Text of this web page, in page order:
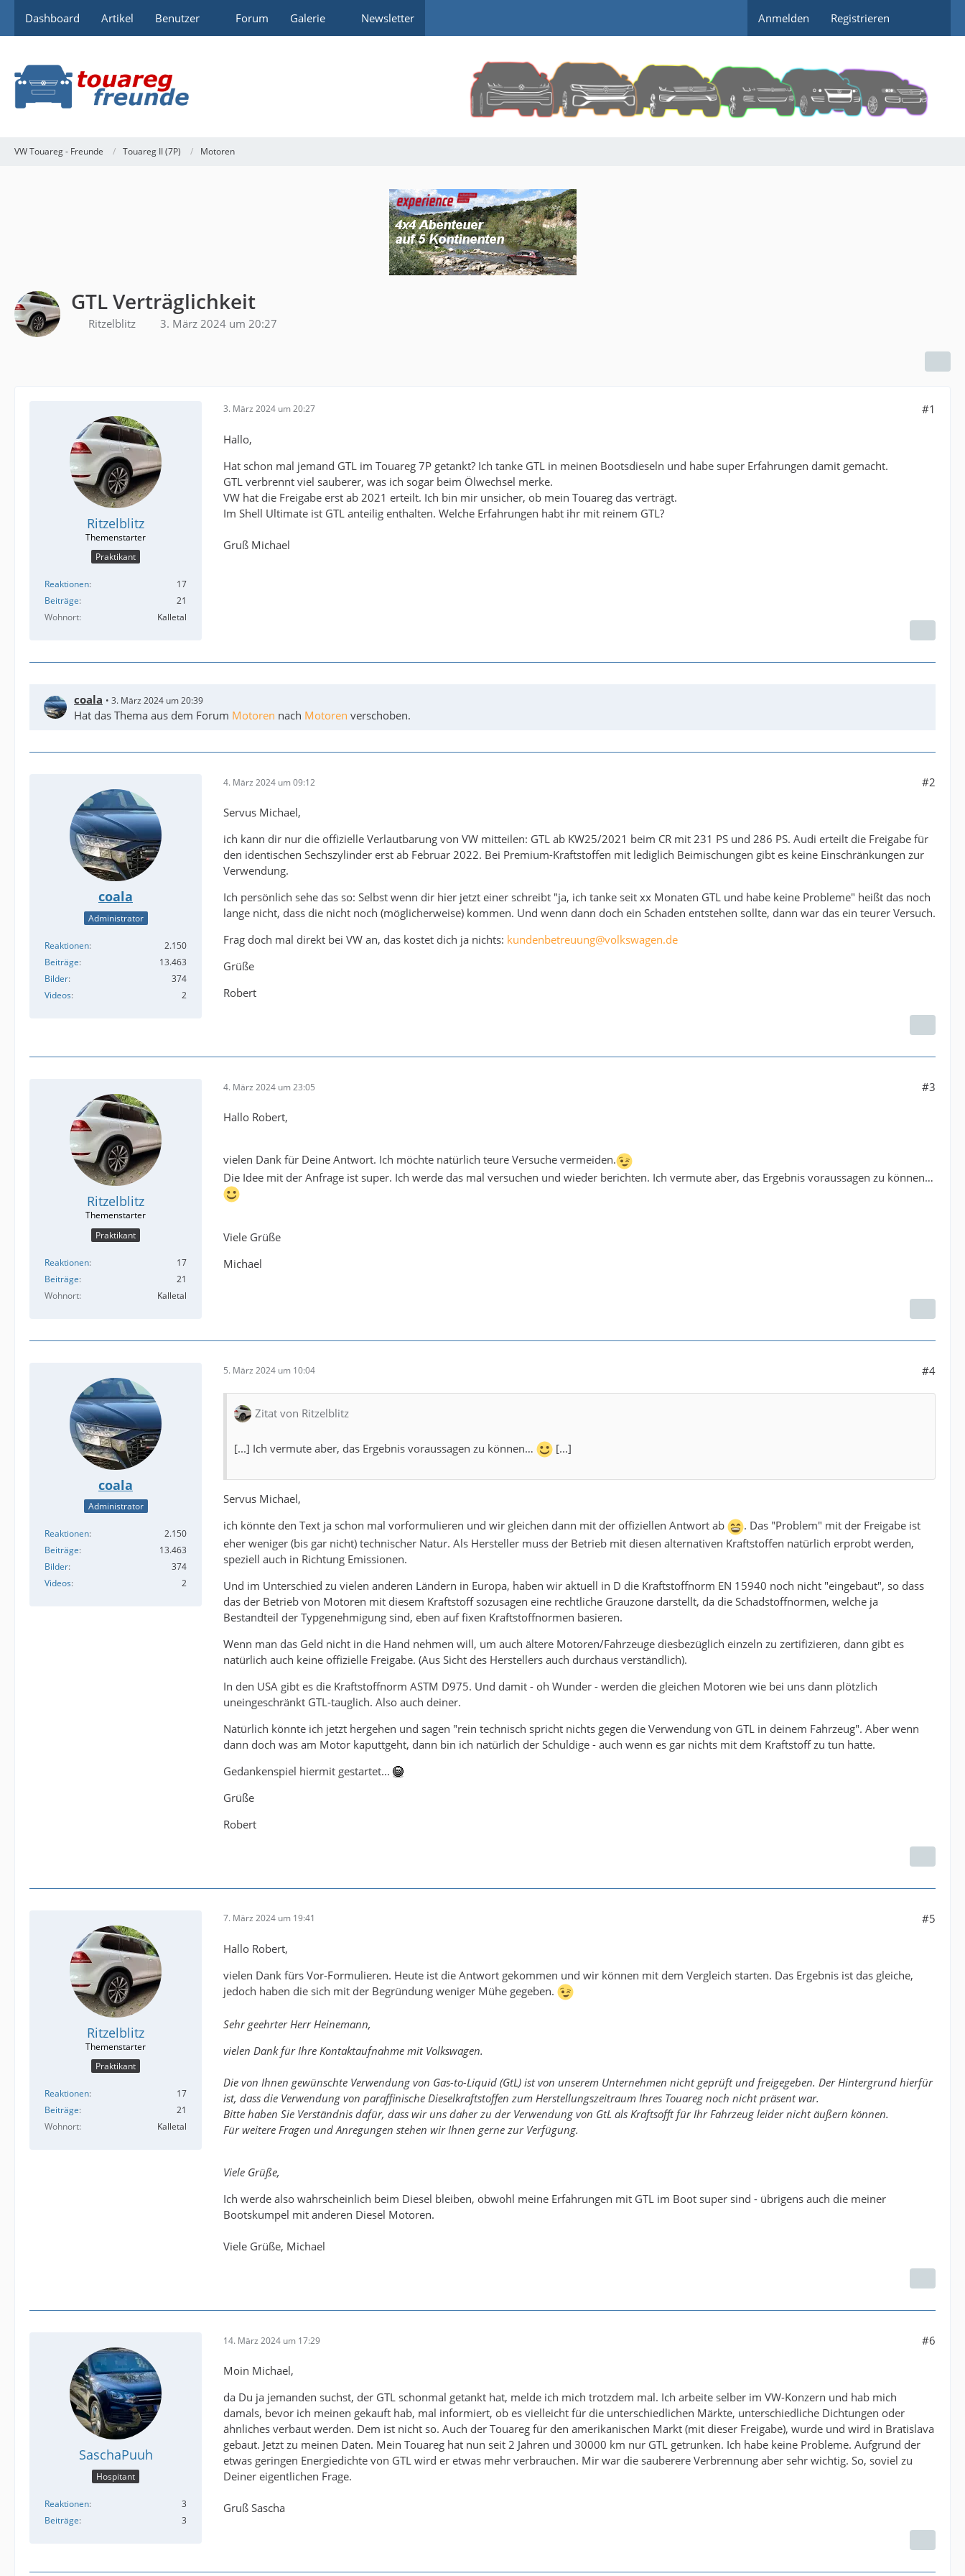
Dashboard Artikel Benutzer Forum Galerie Newsletter Anmelden Registrieren
VW Touareg - Freunde Touareg II (7P) Motoren
GTL Verträglichkeit
Ritzelblitz 3. März 2024 um 20:27
Ritzelblitz
Praktikant
Reaktionen
17
Beiträge
21
Wohnort
Kalletal
3. März 2024 um 20:27 #1
Hallo,
Hat schon mal jemand GTL im Touareg 7P getankt? Ich tanke GTL in meinen Bootsdieseln und habe super Erfahrungen damit gemacht.
GTL verbrennt viel sauberer, was ich sogar beim Ölwechsel merke.
VW hat die Freigabe erst ab 2021 erteilt. Ich bin mir unsicher, ob mein Touareg das verträgt.
Im Shell Ultimate ist GTL anteilig enthalten. Welche Erfahrungen habt ihr mit reinem GTL?
Gruß Michael
coala 3. März 2024 um 20:39
Hat das Thema aus dem Forum Motoren nach Motoren verschoben.
coala
Administrator
Reaktionen
2.150
Beiträge
13.463
Bilder
374
Videos
2
4. März 2024 um 09:12 #2
Servus Michael,
ich kann dir nur die offizielle Verlautbarung von VW mitteilen: GTL ab KW25/2021 beim CR mit 231 PS und 286 PS. Audi erteilt die Freigabe für
den identischen Sechszylinder erst ab Februar 2022. Bei Premium-Kraftstoffen mit lediglich Beimischungen gibt es keine Einschränkungen zur
Verwendung.
Ich persönlich sehe das so: Selbst wenn dir hier jetzt einer schreibt "ja, ich tanke seit xx Monaten GTL und habe keine Probleme" heißt das noch
lange nicht, dass die nicht noch (möglicherweise) kommen. Und wenn dann doch ein Schaden entstehen sollte, dann war das ein teurer Versuch.
Frag doch mal direkt bei VW an, das kostet dich ja nichts: kundenbetreuung@volkswagen.de
Grüße
Robert
Ritzelblitz
Praktikant
Reaktionen
17
Beiträge
21
Wohnort
Kalletal
4. März 2024 um 23:05 #3
Hallo Robert,
vielen Dank für Deine Antwort. Ich möchte natürlich teure Versuche vermeiden.
Die Idee mit der Anfrage ist super. Ich werde das mal versuchen und wieder berichten. Ich vermute aber, das Ergebnis voraussagen zu können…
Viele Grüße
Michael
coala
Administrator
Reaktionen
2.150
Beiträge
13.463
Bilder
374
Videos
2
5. März 2024 um 10:04 #4
Zitat von Ritzelblitz
[...] Ich vermute aber, das Ergebnis voraussagen zu können… [...]
Servus Michael,
ich könnte den Text ja schon mal vorformulieren und wir gleichen dann mit der offiziellen Antwort ab
. Das "Problem" mit der Freigabe ist
eher weniger (bis gar nicht) technischer Natur. Als Hersteller muss der Betrieb mit diesen alternativen Kraftstoffen natürlich erprobt werden,
speziell auch in Richtung Emissionen.
Und im Unterschied zu vielen anderen Ländern in Europa, haben wir aktuell in D die Kraftstoffnorm EN 15940 noch nicht "eingebaut", so dass
das der Betrieb von Motoren mit diesem Kraftstoff sozusagen eine rechtliche Grauzone darstellt, da die Schadstoffnormen, welche ja
Bestandteil der Typgenehmigung sind, eben auf fixen Kraftstoffnormen basieren.
Wenn man das Geld nicht in die Hand nehmen will, um auch ältere Motoren/Fahrzeuge diesbezüglich einzeln zu zertifizieren, dann gibt es
natürlich auch keine offizielle Freigabe. (Aus Sicht des Herstellers auch durchaus verständlich).
In den USA gibt es die Kraftstoffnorm ASTM D975. Und damit - oh Wunder - werden die gleichen Motoren wie bei uns dann plötzlich
uneingeschränkt GTL-tauglich. Also auch deiner.
Natürlich könnte ich jetzt hergehen und sagen "rein technisch spricht nichts gegen die Verwendung von GTL in deinem Fahrzeug". Aber wenn
dann doch was am Motor kaputtgeht, dann bin ich natürlich der Schuldige - auch wenn es gar nichts mit dem Kraftstoff zu tun hatte.
Gedankenspiel hiermit gestartet...
Grüße
Robert
Ritzelblitz
Praktikant
Reaktionen
17
Beiträge
21
Wohnort
Kalletal
7. März 2024 um 19:41 #5
Hallo Robert,
vielen Dank fürs Vor-Formulieren. Heute ist die Antwort gekommen und wir können mit dem Vergleich starten. Das Ergebnis ist das gleiche,
jedoch haben die sich mit der Begründung weniger Mühe gegeben.
Sehr geehrter Herr Heinemann,
vielen Dank für Ihre Kontaktaufnahme mit Volkswagen.
Die von Ihnen gewünschte Verwendung von Gas-to-Liquid (GtL) ist von unserem Unternehmen nicht geprüft und freigegeben. Der Hintergrund hierfür
ist, dass die Verwendung von paraffinische Dieselkraftstoffen zum Herstellungszeitraum Ihres Touareg noch nicht präsent war.
Bitte haben Sie Verständnis dafür, dass wir uns daher zu der Verwendung von GtL als Kraftsofft für Ihr Fahrzeug leider nicht äußern können.
Für weitere Fragen und Anregungen stehen wir Ihnen gerne zur Verfügung.
Viele Grüße,
Ich werde also wahrscheinlich beim Diesel bleiben, obwohl meine Erfahrungen mit GTL im Boot super sind - übrigens auch die meiner
Bootskumpel mit anderen Diesel Motoren.
Viele Grüße, Michael
SaschaPuuh
Hospitant
Reaktionen
3
Beiträge
3
14. März 2024 um 17:29 #6
Moin Michael,
da Du ja jemanden suchst, der GTL schonmal getankt hat, melde ich mich trotzdem mal. Ich arbeite selber im VW-Konzern und hab mich
damals, bevor ich meinen gekauft hab, mal informiert, ob es vielleicht für die unterschiedlichen Märkte, unterschiedliche Dichtungen oder
ähnliches verbaut werden. Dem ist nicht so. Auch der Touareg für den amerikanischen Markt (mit dieser Freigabe), wurde und wird in Bratislava
gebaut. Jetzt zu meinen Daten. Mein Touareg hat nun seit 2 Jahren und 30000 km nur GTL getrunken. Ich habe keine Probleme. Aufgrund der
etwas geringen Energiedichte von GTL wird er etwas mehr verbrauchen. Mir war die sauberere Verbrennung aber sehr wichtig. So, soviel zu
Deiner eigentlichen Frage.
Gruß Sascha